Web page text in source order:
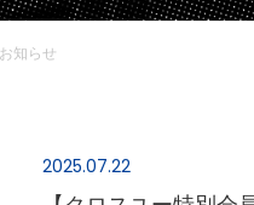
お知らせ
2025.07.22